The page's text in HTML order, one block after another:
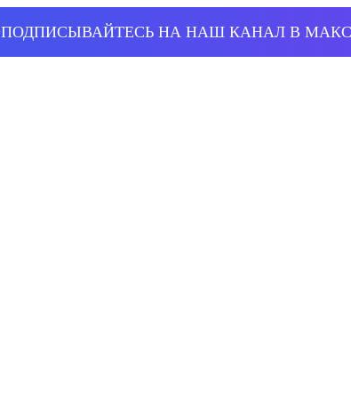
ПОДПИСЫВАЙТЕСЬ НА НАШ КАНАЛ В МАКС